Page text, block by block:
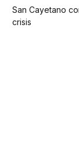
San Cayetano
crisis